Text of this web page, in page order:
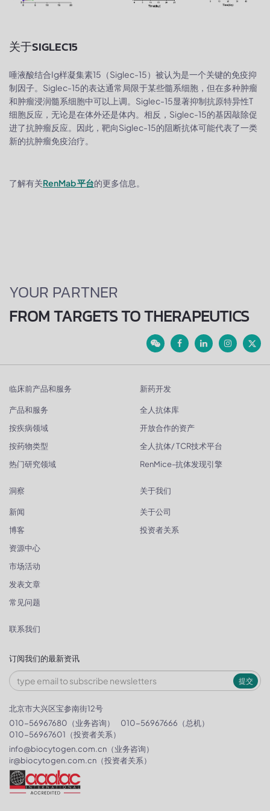
关于SIGLEC15
唾液酸结合Ig样凝集素15（Siglec-15）被认为是一个关键的免疫抑
制因子。Siglec-15的表达通常局限于某些髓系细胞，但在多种肿瘤
和肿瘤浸润髓系细胞中可以上调。Siglec-15显著抑制抗原特异性T
细胞反应，无论是在体外还是体内。相反，Siglec-15的基因敲除促
进了抗肿瘤反应。因此，靶向Siglec-15的阻断抗体可能代表了一类
新的抗肿瘤免疫治疗。
了解有关RenMab 平台的更多信息。
YOUR PARTNER
FROM TARGETS TO THERAPEUTICS
临床前产品和服务
产品和服务
按疾病领域
按药物类型
热门研究领域
新药开发
全人抗体库
开放合作的资产
全人抗体/ TCR技术平台
RenMice-抗体发现引擎
洞察
新闻
博客
资源中心
市场活动
发表文章
常见问题
关于我们
关于公司
投资者关系
联系我们
订阅我们的最新资讯
提交
北京市大兴区宝参南街12号
010-56967680（业务咨询）
010-56967666（总机）
010-56967601（投资者关系）
info@biocytogen.com.cn （业务咨询）
ir@biocytogen.com.cn （投资者关系）